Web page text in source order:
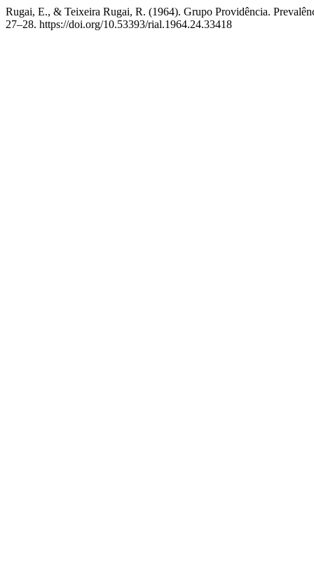
Rugai, E., & Teixeira Rugai, R. (1964). Grupo Providência.
27–28. https://doi.org/10.53393/rial.1964.24.33418